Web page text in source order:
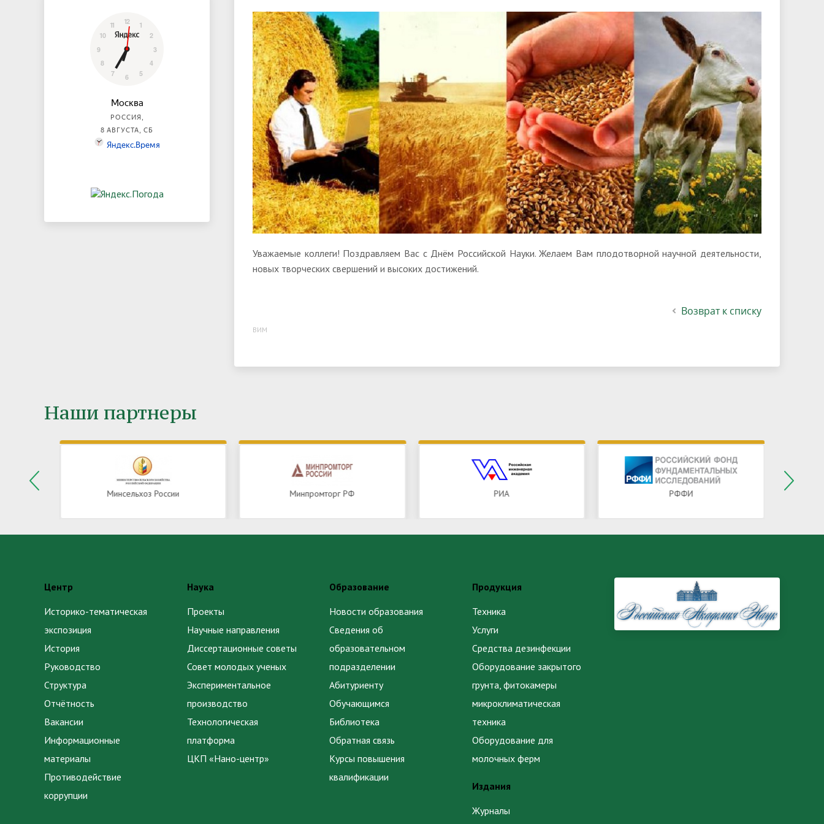
Уважаемые коллеги! Поздравляем Вас с Днём Российской Науки. Желаем Вам плодотворной научной деятельности,
новых творческих свершений и высоких достижений.
Возврат к списку
ВИМ
Наши партнеры
Минсельхоз России Минпромторг РФ РИА РФФИ
Центр
Историко-тематическая
экспозиция
История
Руководство
Структура
Отчётность
Вакансии
Информационные
материалы
Противодействие
коррупции
Наука
Проекты
Научные направления
Диссертационные советы
Совет молодых ученых
Экспериментальное
производство
Технологическая
платформа
ЦКП «Нано-центр»
Образование
Новости образования
Сведения об
образовательном
подразделении
Абитуриенту
Обучающимся
Библиотека
Обратная связь
Курсы повышения
квалификации
Продукция
Техника
Услуги
Средства дезинфекции
Оборудование закрытого
грунта, фитокамеры
микроклиматическая
техника
Оборудование для
молочных ферм
Издания
Журналы